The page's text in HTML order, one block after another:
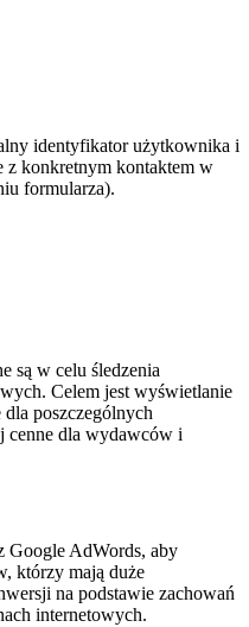
identyfikator użytkownika i
z konkretnym kontaktem w
formularza).
są w celu śledzenia
Celem jest wyświetlanie
dla poszczególnych
cenne dla wydawców i
Google AdWords, aby
którzy mają duże
na podstawie zachowań
internetowych.